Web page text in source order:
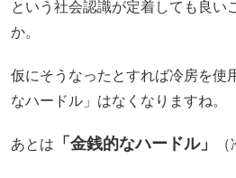
という社会認識が定着しても良い
か。
仮にそうなったとすれば冷房を使
なハードル」はなくなりますね。
あとは 「金銭的なハードル」